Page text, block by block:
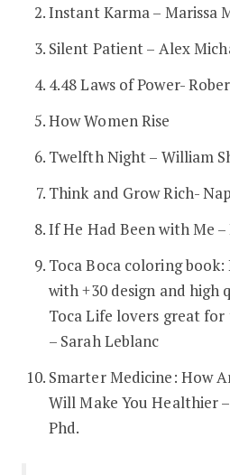
Instant Karma – Marissa
Silent Patient – Alex
4.48 Laws of Power-
How Women Rise
Twelfth Night – William
Think and Grow Rich-
If He Had Been with Me
Toca Boca coloring
with +30 design and high
Toca Life lovers great
– Sarah Leblanc
Smarter Medicine: How
Will Make You Healthier
Phd.